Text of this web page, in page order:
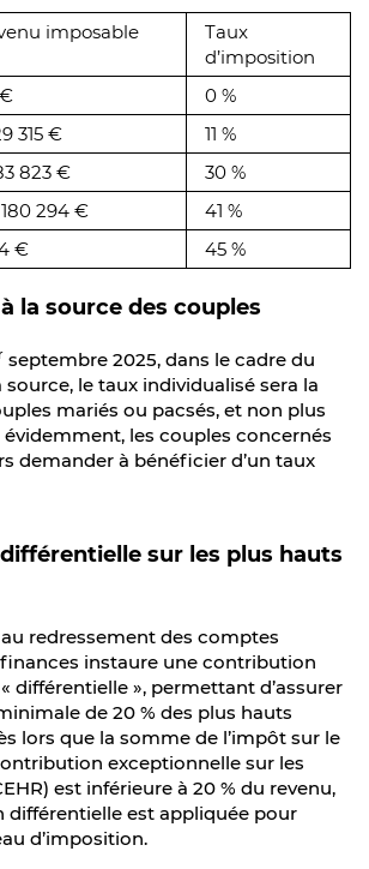
imposable
Taux
d’imposition
0 %
315 €
11 %
823 €
30 %
294 €
41 %
€
45 %
la source des couples
septembre 2025, dans le cadre du
le taux individualisé sera la
mariés ou pacsés, et non plus
les couples concernés
demander à bénéficier d’un taux
sur les plus hauts
redressement des comptes
instaure une contribution
différentielle », permettant d’assurer
de 20 % des plus hauts
lors que la somme de l’impôt sur le
exceptionnelle sur les
est inférieure à 20 % du revenu,
est appliquée pour
d’imposition.